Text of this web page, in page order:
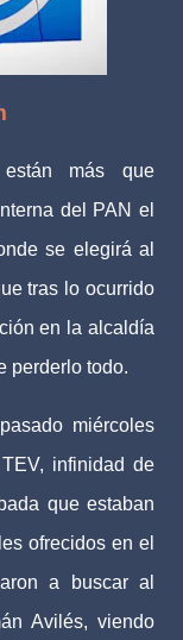
más que
del PAN el
se elegirá al
tras lo ocurrido
en la alcaldía
perderlo todo.
miércoles
infinidad de
que estaban
ofrecidos en el
a buscar al
Avilés, viendo